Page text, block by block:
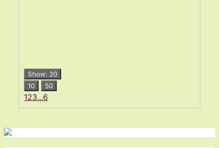
Show: 20
10
50
123...6